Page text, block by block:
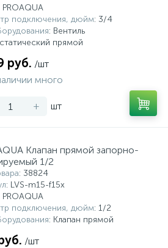
PROAQUA
подключения, дюйм: 3/4
: Вентиль
прямой
руб. /шт
много
+ шт
Клапан прямой запорно-
1/2
: 38824
: LVS-m15-f15x
PROAQUA
подключения, дюйм: 1/2
: Клапан прямой
/шт